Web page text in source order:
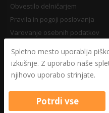
Obvestilo delničarjem
Pravila in pogoji poslovanja
Varovanje osebnih podatkov
Pravilnik o zasebnosti
Pravno obvestilo
NAKUPOVANJE
Spletno mesto uporablja
izkušnje. Z uporabo naše
njihovo uporabo strinjate.
Potrdi vse